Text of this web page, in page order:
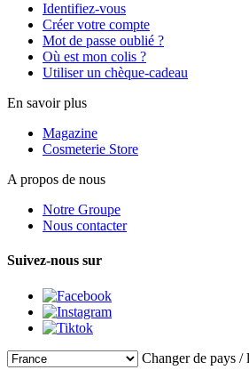
Identifiez-vous
Créer votre compte
Mot de passe oublié ?
Où est mon colis ?
Utiliser un chèque-cadeau
En savoir plus
Magazine
Cosmeterie Store
A propos de nous
Notre Groupe
Nous contacter
Suivez-nous sur
Changer de pays /